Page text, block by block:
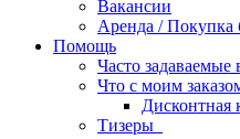
Вакансии
Аренда / Покупка
Помощь
Часто задаваемые
Что с моим
Дисконтная
Тизеры